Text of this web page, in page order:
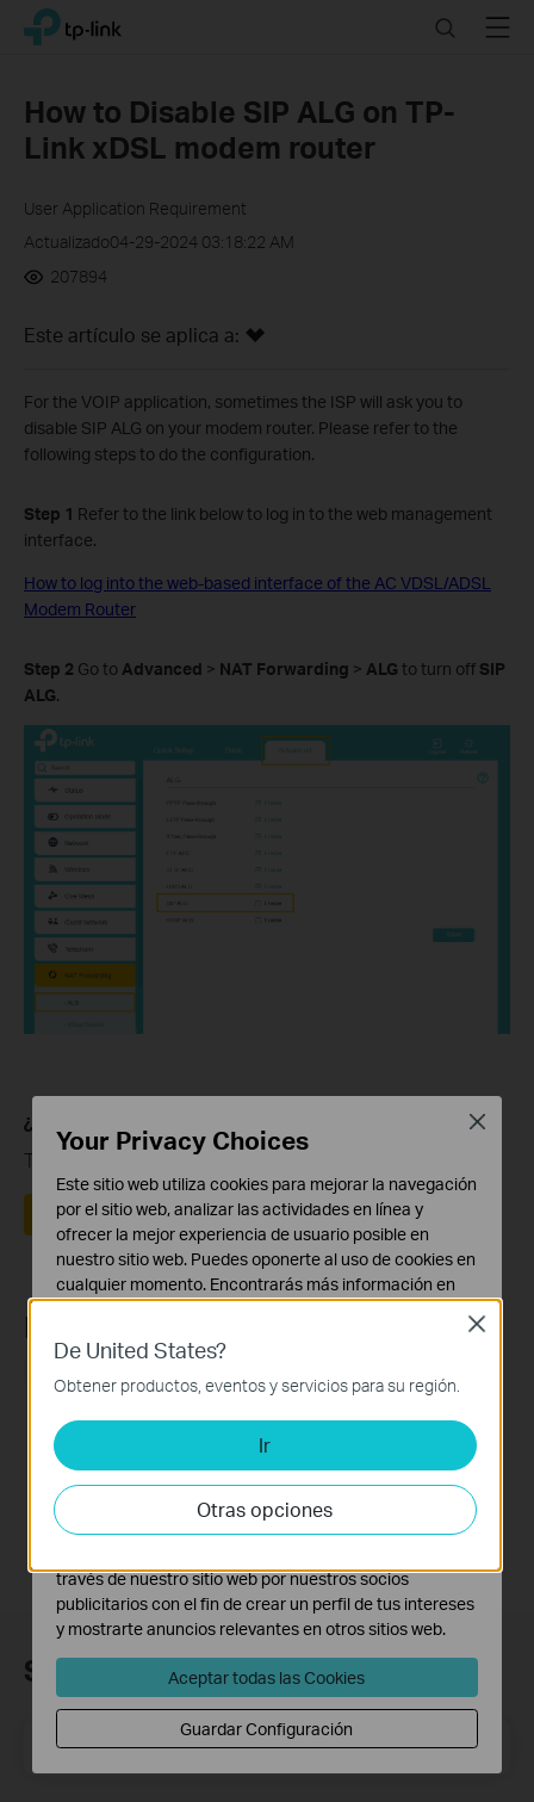
Click
navigation
TP-Link, Reliably Smart SearchMenu
How to Disable SIP ALG on TP-
Link xDSL modem router
User Application Requirement
Actualizado04-29-2024 03:18:22 AM
207894
Este artículo se aplica a:
For the VOIP application, sometimes the ISP will ask you to
disable SIP ALG on your modem router. Please refer to the
following steps to do the configuration.
Step 1 Refer to the link below to log in to the web management
interface.
How to log into the web-based interface of the AC VDSL/ADSL
Modem Router
Step 2 Go to Advanced > NAT Forwarding > ALG to turn off SIP
ALG.
¿Es útil este artículo?
Tus comentarios nos ayudan a mejorar esta web.
Sí No
Productos recomendados
Archer VR1210v
AC1200 Wi-Fi 5 Router VoIP
Suscripción
Dirección de correo electrónico Suscríbete
De United States?
Obtener productos, eventos y servicios para su región.
Ir
Otras opciones
Close
Your Privacy Choices
Este sitio web utiliza cookies para mejorar la navegación
por el sitio web, analizar las actividades en línea y
ofrecer la mejor experiencia de usuario posible en
nuestro sitio web. Puedes oponerte al uso de cookies en
cualquier momento. Encontrarás más información en
Cookies Básicas
Estas cookies son necesarias para el funcionamiento
del sitio web y no pueden desactivarse en tu sistema.
Cookies de Análisis y de Marketing
Las cookies de análisis nos permiten analizar tus
actividades en nuestro sitio web con el fin de mejorar y
adaptar la funcionalidad del mismo.
través de nuestro sitio web por nuestros socios
publicitarios con el fin de crear un perfil de tus intereses
y mostrarte anuncios relevantes en otros sitios web.
Aceptar todas las Cookies
Guardar Configuración
Close